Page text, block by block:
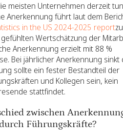
meisten Unternehmen derzeit
Anerkennung führt laut dem
in the US 2024-2025 report
Wertschätzung der
Anerkennung erzielt mit 88 %
Bei jährlicher Anerkennung sinkt
sollte ein fester Bestandteil der
und Kollegen sein, kein
stattfindet.
zwischen
Führungskräfte?